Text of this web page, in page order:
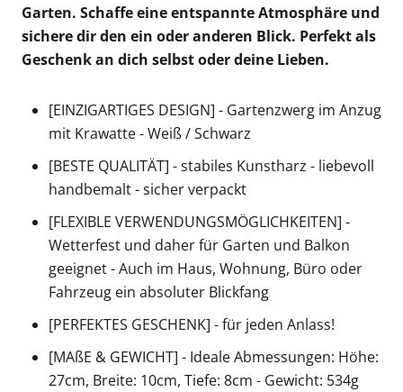
Garten. Schaffe eine entspannte Atmosphäre und
sichere dir den ein oder anderen Blick. Perfekt als
Geschenk an dich selbst oder deine Lieben.
[EINZIGARTIGES DESIGN] - Gartenzwerg im Anzug
mit Krawatte - Weiß / Schwarz
[BESTE QUALITÄT] - stabiles Kunstharz - liebevoll
handbemalt - sicher verpackt
[FLEXIBLE VERWENDUNGSMÖGLICHKEITEN] -
Wetterfest und daher für Garten und Balkon
geeignet - Auch im Haus, Wohnung, Büro oder
Fahrzeug ein absoluter Blickfang
[PERFEKTES GESCHENK] - für jeden Anlass!
[MAßE & GEWICHT] - Ideale Abmessungen: Höhe:
27cm, Breite: 10cm, Tiefe: 8cm - Gewicht: 534g